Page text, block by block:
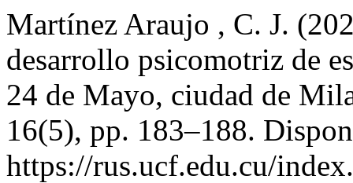
Martínez Araujo , C. J.
desarrollo psicomotriz de
24 de Mayo, ciudad de
16(5), pp. 183–188.
https://rus.ucf.edu.cu/